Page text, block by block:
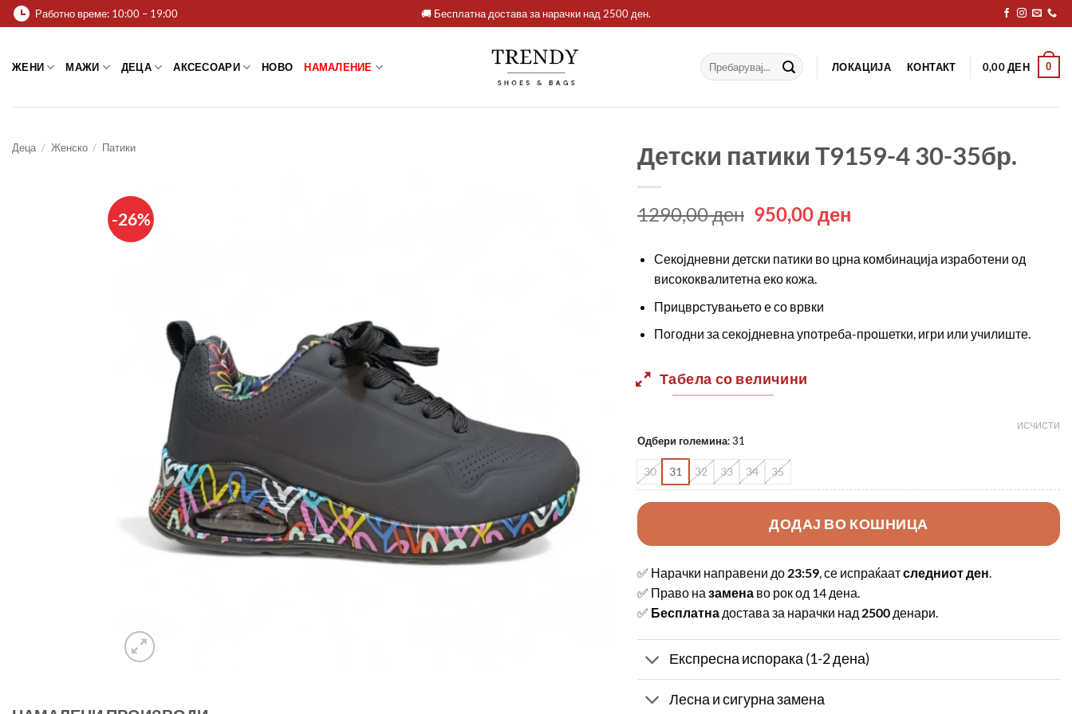
Skip
to
Работно време: 10:00 – 19:00 🚚 Бесплатна достава за нарачки над 2500 ден.
ЖЕНИ МАЖИ ДЕЦА АКСЕСОАРИ НОВО НАМАЛЕНИЕ
Барај
за:
ЛОКАЦИЈА КОНТАКТ 0,00ДЕН 0
Деца / Женско / Патики
-26%
Детски патики T9159-4 30-35бр.
1290,00ден Original
price
was:
1290,00 ден.
950,00ден
is:
950,00 ден.
Секојдневни детски патики во црна комбинација изработени од
висококвалитетна еко кожа.
Прицврстувањето е со врвки
Погодни за секојдневна употреба-прошетки, игри или училиште.
Табела со величини
Одбери големина:31
30 31 32 33 34 35
ИСЧИСТИ
ДОДАЈ ВО КОШНИЦА
✅ Нарачки направени до 23:59, се испраќаатследниот ден.
✅ Право на замена во рок од 14 дена.
✅ Бесплатна достава за нарачки над 2500 денари.
Експресна испорака (1-2 дена)
Лесна и сигурна замена